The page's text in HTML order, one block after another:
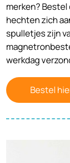
merken?
hechten zich
spulletjes zijn
werkdag
Bestel